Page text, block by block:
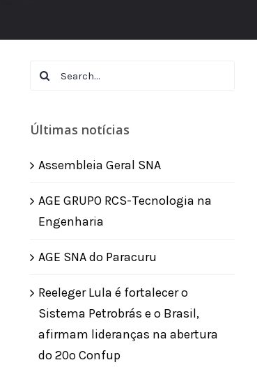
Search
Últimas notícias
Assembleia Geral SNA
AGE GRUPO RCS-Tecnologia na
Engenharia
AGE SNA do Paracuru
Reeleger Lula é fortalecer o
Sistema Petrobrás e o Brasil,
afirmam lideranças na abertura
do 20º Confup